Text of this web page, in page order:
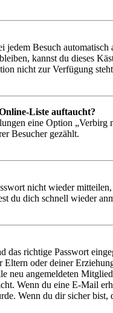
Besuch
kannst du dieses
nicht zur Verfügung
Liste auftaucht?
eine Option
Besucher gezählt.
nicht wieder
du dich schnell wieder
das richtige Passwort
Eltern oder deiner
angemeldeten
Wenn du eine E-Mail
Wenn du dir sicher